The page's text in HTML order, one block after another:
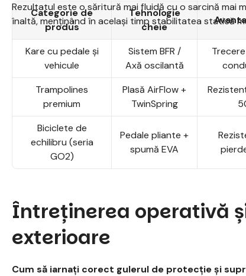
Rezultatul este o săritură mai fluidă cu o sarcină mai
înaltă, menținând în același timp stabilitatea statică
Categorie de
produs
Tehnologie
cheie
Kare cu pedale și
vehicule
Sistem BFR /
Axă oscilantă
Trampolines
premium
Plasă AirFlow +
TwinSpring
Biciclete de
echilibru (seria
GO2)
Pedale pliante +
spumă EVA
Întreținerea operativă
exterioare
Cum să iarnați corect gulerul de protecție și